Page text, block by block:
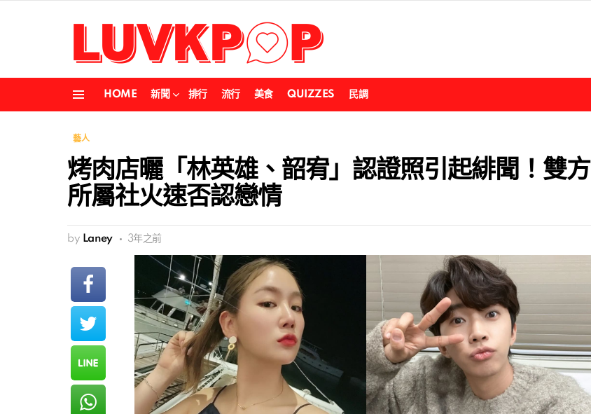
HOME 新聞 排行 流行 美食 QUIZZES 民調
藝人
烤肉店曬「林英雄、韶宥」認證照引起緋聞！雙方
所屬社火速否認戀情
by Laney 3年之前